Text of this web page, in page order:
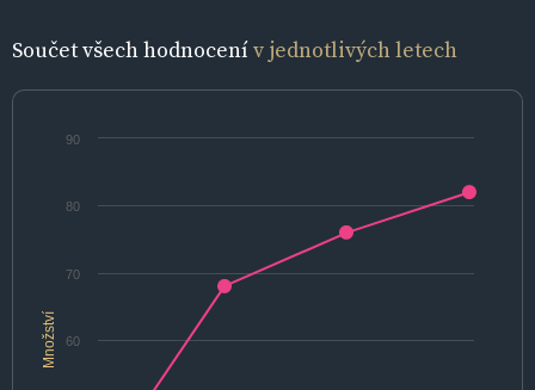
Součet všech hodnocenív jednotlivých letech
Množství 60
70
80
90